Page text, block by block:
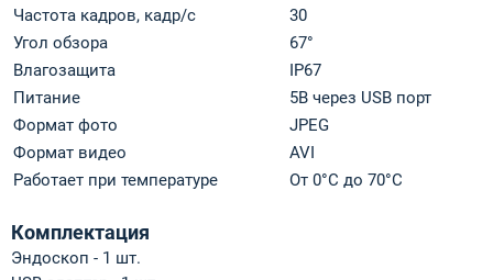
Частота кадров, кадр/с
30
Угол обзора
67°
Влагозащита
IP67
Питание
5В через USB порт
Формат фото
JPEG
Формат видео
AVI
Работает при температуре
От 0°С до 70°С
Комплектация
Эндоскоп - 1 шт.